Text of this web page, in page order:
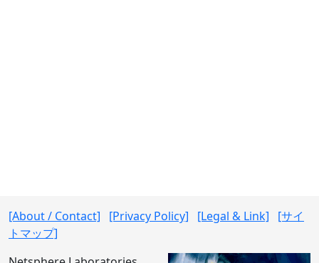
[About / Contact] [Privacy Policy] [Legal & Link]
[サイ
トマップ]